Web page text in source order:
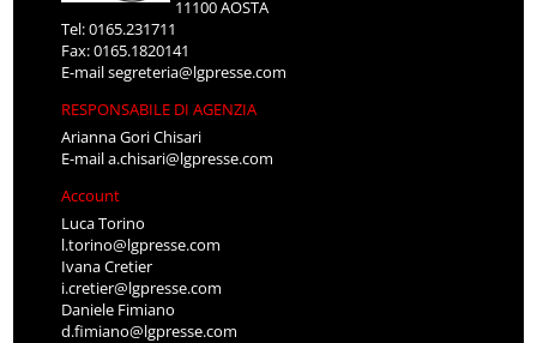
11100 AOSTA
Tel: 0165.231711
Fax: 0165.1820141
E-mailsegreteria@lgpresse.com
RESPONSABILE DI AGENZIA
Arianna Gori Chisari
E-maila.chisari@lgpresse.com
Account
Luca Torino
l.torino@lgpresse.com
Ivana Cretier
i.cretier@lgpresse.com
Daniele Fimiano
d.fimiano@lgpresse.com